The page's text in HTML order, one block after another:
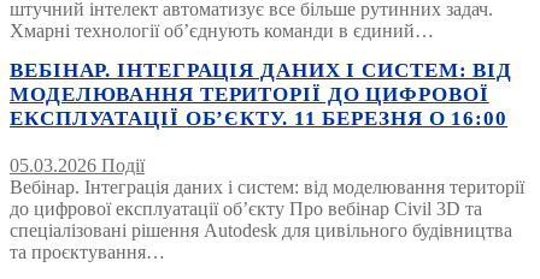
штучний інтелект автоматизує все більше рутинних задач.
Хмарні технології об’єднують команди в єдиний…
ВЕБІНАР. ІНТЕГРАЦІЯ ДАНИХ І СИСТЕМ: ВІД
МОДЕЛЮВАННЯ ТЕРИТОРІЇ ДО ЦИФРОВОЇ
ЕКСПЛУАТАЦІЇ ОБ’ЄКТУ. 11 БЕРЕЗНЯ О 16:00
05.03.2026 Події
Вебінар. Інтеграція даних і систем: від моделювання території
до цифрової експлуатації об’єкту Про вебінар Civil 3D та
спеціалізовані рішення Autodesk для цивільного будівництва
та проєктування…